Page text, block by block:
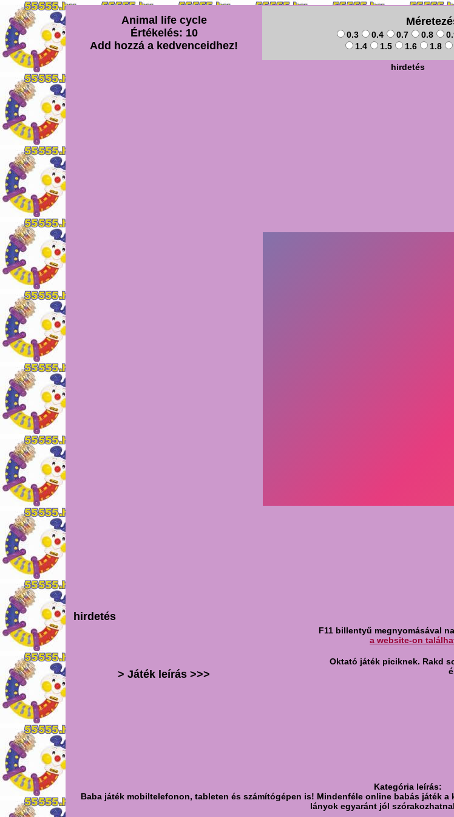
Animal life cycle
Értékelés: 10
Add hozzá a kedvenceidhez!
0.3 0.4 0.7 0.8
1.4
1.5 1.6 1.8
hirdetés
hirdetés
> Játék leírás >>>
F11 billentyű megnyomásával
a website-on
Oktató játék piciknek. Rakd
Kategória leírás:
Baba játék mobiltelefonon, tableten és számítógépen is! Mindenféle online babás játék
lányok egyaránt jól